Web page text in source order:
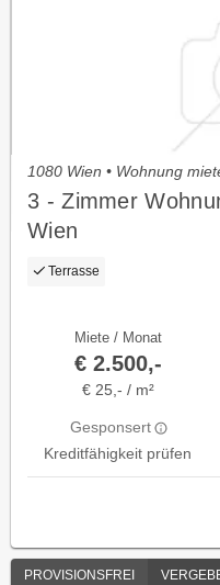
1080 Wien • Wohnung
3 - Zimmer
Wien
Terrasse
Miete / Monat
€ 2.500,-
€ 25,- / m²
Gesponsert
Kreditfähigkeit prüfen
PROVISIONSFREI